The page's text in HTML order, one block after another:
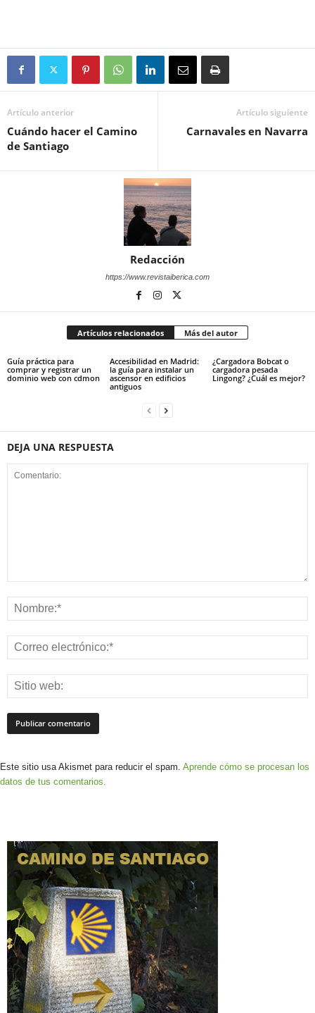
Artículo anterior
Cuándo hacer el Camino
de Santiago
Artículo siguiente
Carnavales en Navarra
Redacción
https://www.revistaiberica.com
Artículos relacionados Más del autor
Guía práctica para
comprar y registrar un
dominio web con cdmon
Accesibilidad en Madrid:
la guía para instalar un
ascensor en edificios
antiguos
¿Cargadora Bobcat o
cargadora pesada
Lingong? ¿Cuál es mejor?
DEJA UNA RESPUESTA
Este sitio usa Akismet para reducir el spam. Aprende cómo se procesan los
datos de tus comentarios.